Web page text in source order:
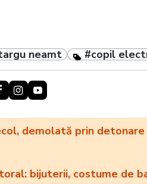
neamt #copil
demolată prin
bijuterii, costume de